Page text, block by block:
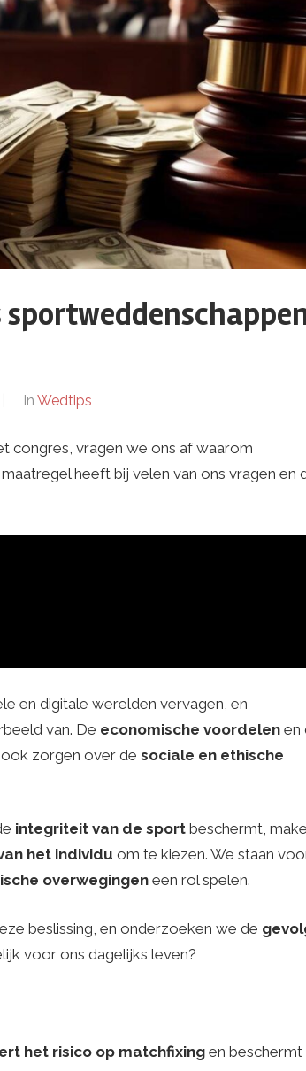
In Wedtips
congres, vragen we ons af waarom
heeft bij velen van ons vragen en
en digitale werelden vervagen, en
van. De economische voordelenen
ook zorgen over de sociale en ethische
integriteit van de sportbeschermt,
het individu om te kiezen. We staan
overwegingeneen rol spelen.
beslissing, en onderzoeken we de
voor ons dagelijks leven?
het risico op matchfixingen beschermt